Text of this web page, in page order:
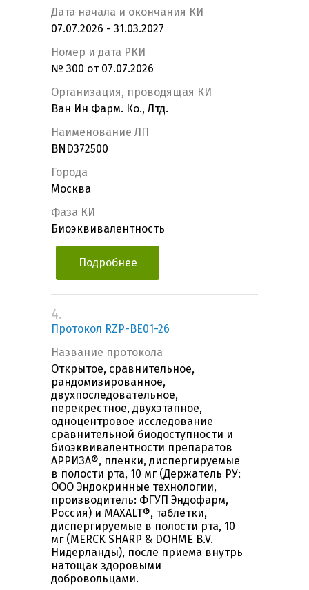
Дата начала и окончания КИ
07.07.2026 - 31.03.2027
Номер и дата РКИ
№ 300 от 07.07.2026
Организация, проводящая КИ
Ван Ин Фарм. Ко., Лтд.
Наименование ЛП
BND372500
Города
Москва
Фаза КИ
Биоэквивалентность
Подробнее
4.
Протокол RZP-BE01-26
Название протокола
Открытое, сравнительное,
рандомизированное,
двухпоследовательное,
перекрестное, двухэтапное,
одноцентровое исследование
сравнительной биодоступности и
биоэквивалентности препаратов
АРРИЗА®, пленки, диспергируемые
в полости рта, 10 мг (Держатель РУ:
ООО Эндокринные технологии,
производитель: ФГУП Эндофарм,
Россия) и MAXALT®, таблетки,
диспергируемые в полости рта, 10
мг (MERCK SHARP & DOHME B.V.
Нидерланды), после приема внутрь
натощак здоровыми
добровольцами.